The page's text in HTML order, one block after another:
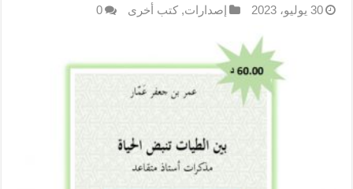
30 يوليو، 2023
إصدارات,كتب أخرى 0